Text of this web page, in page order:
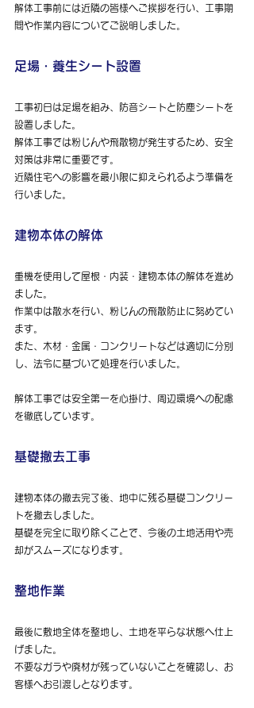
解体工事前には近隣の皆様へご挨拶を行い、工事期
間や作業内容についてご説明しました。
足場・養生シート設置
工事初日は足場を組み、防音シートと防塵シートを
設置しました。
解体工事では粉じんや飛散物が発生するため、安全
対策は非常に重要です。
近隣住宅への影響を最小限に抑えられるよう準備を
行いました。
建物本体の解体
重機を使用して屋根・内装・建物本体の解体を進め
ました。
作業中は散水を行い、粉じんの飛散防止に努めてい
ます。
また、木材・金属・コンクリートなどは適切に分別
し、法令に基づいて処理を行いました。
解体工事では安全第一を心掛け、周辺環境への配慮
を徹底しています。
基礎撤去工事
建物本体の撤去完了後、地中に残る基礎コンクリー
トを撤去しました。
基礎を完全に取り除くことで、今後の土地活用や売
却がスムーズになります。
整地作業
最後に敷地全体を整地し、土地を平らな状態へ仕上
げました。
不要なガラや廃材が残っていないことを確認し、お
客様へお引渡しとなります。